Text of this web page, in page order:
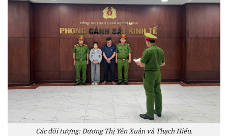
Các đối tượng: Dương Thị Yến Xuân và Thạch Hiểu.